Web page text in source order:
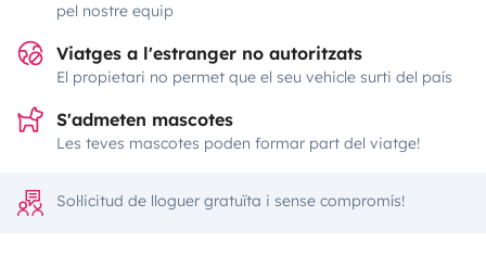
pel nostre equip
Viatges a l'estranger no autoritzats
El propietari no permet que el seu vehicle surti del país
S'admeten mascotes
Les teves mascotes poden formar part del viatge!
Sol·licitud de lloguer gratuïta i sense compromís!